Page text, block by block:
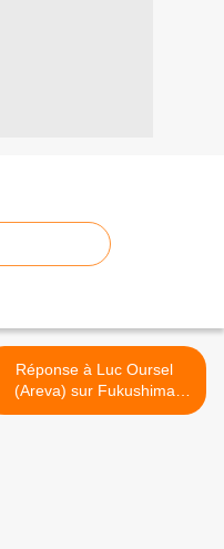
Réponse à Luc Oursel
(Areva) sur Fukushima
(Fukushima 福島第 ) >